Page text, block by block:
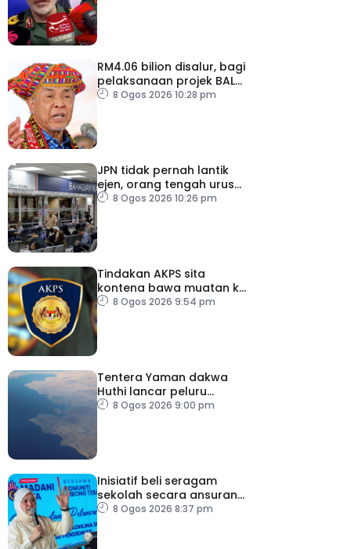
RM4.06 bilion disalur, bagi
pelaksanaan projek BALB
di Sabah
8 Ogos 2026 10:28 pm
JPN tidak pernah lantik
ejen, orang tengah urus
dokumentasi
8 Ogos 2026 10:26 pm
Tindakan AKPS sita
kontena bawa muatan ke
Israel bukti ketegasan
8 Ogos 2026 9:54 pm
Tentera Yaman dakwa
Huthi lancar peluru
berpandu ke arah Laut
8 Ogos 2026 9:00 pm
Inisiatif beli seragam
sekolah secara ansuran
ringankan beban ibu
8 Ogos 2026 8:37 pm